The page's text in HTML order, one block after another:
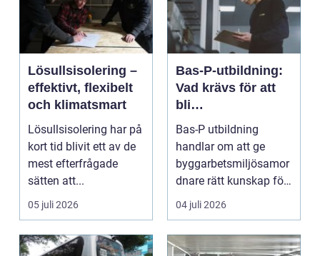
Lösullsisolering –
effektivt, flexibelt
och klimatsmart
Lösullsisolering har på
kort tid blivit ett av de
mest efterfrågade
sätten att...
05 juli 2026
Bas-P-utbildning:
Vad krävs för att
bli
byggarbetsmiljösa
mordnare?
Bas-P utbildning
handlar om att ge
byggarbetsmiljösamor
dnare rätt kunskap för
att pla...
04 juli 2026